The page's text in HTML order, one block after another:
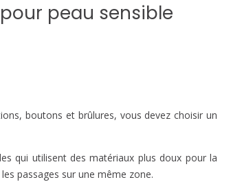
peau sensible
boutons et brûlures, vous devez choisir un
qui utilisent des matériaux plus doux pour la
passages sur une même zone.